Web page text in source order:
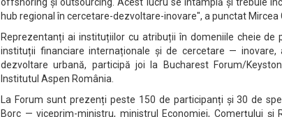
hub regional în cercetare-dezvoltare-inovare", a punctat Mircea
Reprezentanți ai instituțiilor cu atribuții în domeniile cheie de
instituții financiare internaționale și de cercetare —
dezvoltare urbană, participă joi la Bucharest Forum/
Institutul Aspen România.
La Forum sunt prezenți peste 150 de participanți și 30 de
Borc — viceprim-ministru, ministrul Economiei, Comerțului și